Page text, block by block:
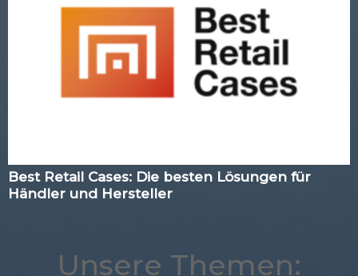
Best Retail Cases: Die besten Lösungen für
Händler und Hersteller
Unsere Themen: